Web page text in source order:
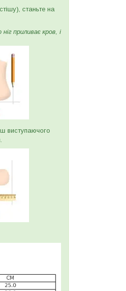
станьте на
приливає кров, і
виступаючого